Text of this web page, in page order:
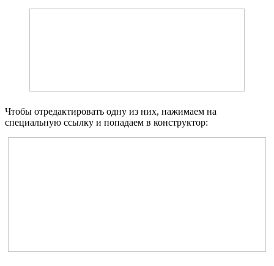
Чтобы отредактировать одну из них, нажимаем на
специальную ссылку и попадаем в конструктор: